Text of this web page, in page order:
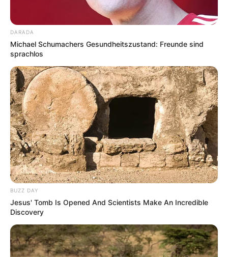
DARADA
Michael Schumachers Gesundheitszustand: Freunde sind
sprachlos
BUZZ DAY
Jesus' Tomb Is Opened And Scientists Make An Incredible
Discovery